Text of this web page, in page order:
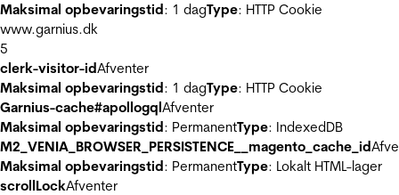
Maksimal opbevaringstid: 1 dagType: HTTP Cookie
www.garnius.dk
5
clerk-visitor-idAfventer
Maksimal opbevaringstid: 1 dagType: HTTP Cookie
Garnius-cache#apollogqlAfventer
Maksimal opbevaringstid: PermanentType: IndexedDB
M2_VENIA_BROWSER_PERSISTENCE__magento_cache_id
Maksimal opbevaringstid: PermanentType: Lokalt HTML-lager
scrollLockAfventer